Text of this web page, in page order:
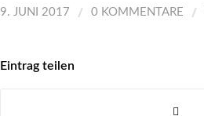
9. JUNI 2017 / 0 KOMMENTARE /
Eintrag teilen